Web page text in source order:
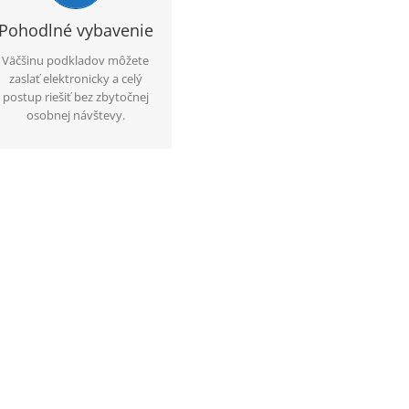
Pohodlné vybavenie
Väčšinu podkladov môžete
zaslať elektronicky a celý
postup riešiť bez zbytočnej
osobnej návštevy.
mailom alebo telefonicky,
pričom klient má jasné
informácie o ďalšom
postupe.